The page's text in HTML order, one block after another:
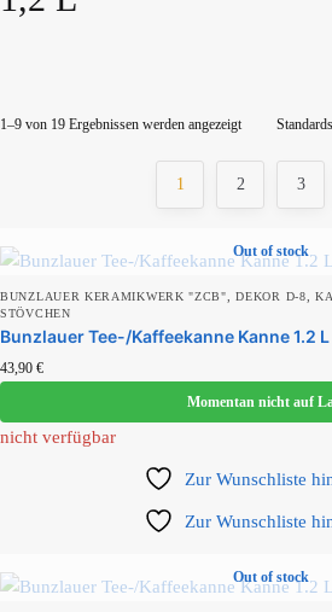
Produktkategorien
Produkt Schlagwörter
Produkt Bunzlauer Werk
Produkt Durchmesser
1–9 von 19 Ergebnissen werden angezeigt
1 2 3
Out of stock
BUNZLAUER KERAMIKWERK "ZCB" ,DEKOR D-8 ,
STÖVCHEN
Bunzlauer Tee-/Kaffeekanne Kanne 1.2
43,90 €
Momentan nicht auf
nicht verfügbar
Zur Wunschliste
Zur Wunschliste
Out of stock